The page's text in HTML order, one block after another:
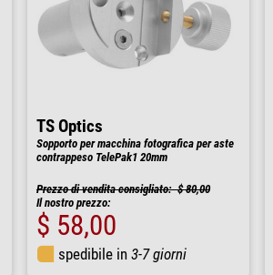
TS Optics
Sopporto per macchina fotografica per aste
contrappeso TelePak1 20mm
Prezzo di vendita consigliato: $ 80,00
Il nostro prezzo:
$ 58,00
spedibile in 3-7 giorni